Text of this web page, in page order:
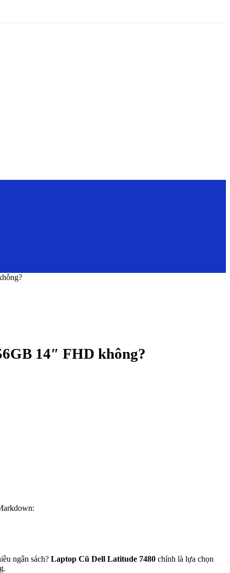
14″ FHD không?
ngân sách? Laptop Cũ Dell Latitude 7480 chính là lựa chọn